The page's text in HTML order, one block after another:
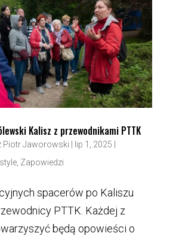
Kalisz z przewodnikami PTTK
Piotr Jaworowski lip 1, 2025
, Zapowiedzi
spacerów po Kaliszu
PTTK. Każdej z
będą opowieści o